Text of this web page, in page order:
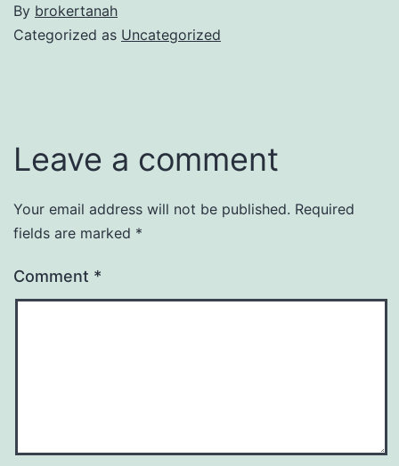
By brokertanah
Categorized as Uncategorized
Leave a comment
Your email address will not be published. Required
fields are marked *
Comment *